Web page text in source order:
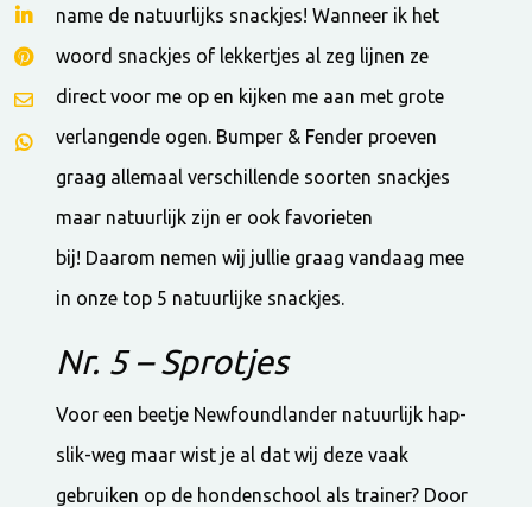
name de natuurlijks snackjes! Wanneer ik het
woord snackjes of lekkertjes al zeg lijnen ze
direct voor me op en kijken me aan met grote
verlangende ogen. Bumper & Fender proeven
graag allemaal verschillende soorten snackjes
maar natuurlijk zijn er ook favorieten
bij! Daarom nemen wij jullie graag vandaag mee
in onze top 5 natuurlijke snackjes.
Nr. 5 – Sprotjes
Voor een beetje Newfoundlander natuurlijk hap-
slik-weg maar wist je al dat wij deze vaak
gebruiken op de hondenschool als trainer? Door